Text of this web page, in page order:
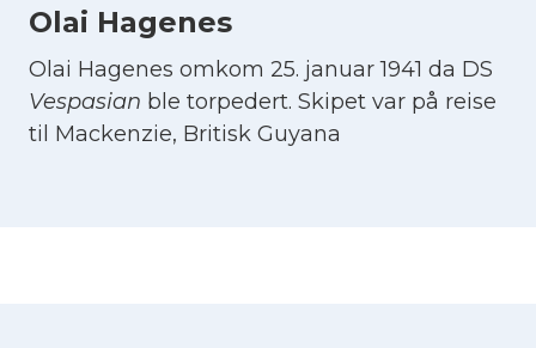
Olai Hagenes
Olai Hagenes omkom 25. januar 1941 da DS
Vespasian ble torpedert. Skipet var på reise
til Mackenzie, Britisk Guyana